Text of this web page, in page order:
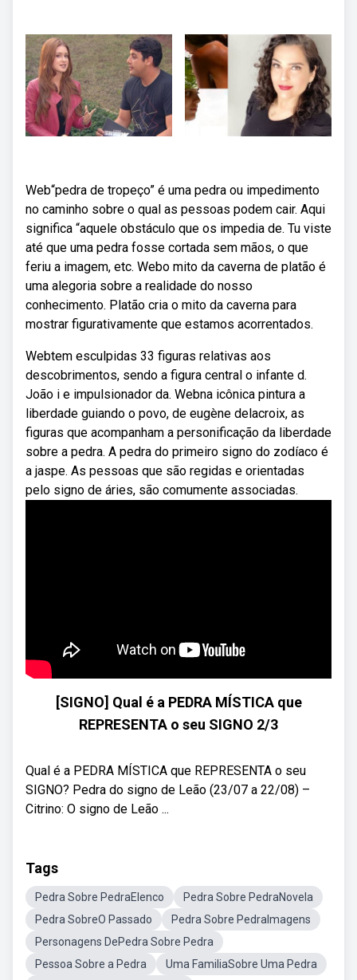
Web“pedra de tropeço” é uma pedra ou impedimento
no caminho sobre o qual as pessoas podem cair. Aqui
significa “aquele obstáculo que os impedia de. Tu viste
até que uma pedra fosse cortada sem mãos, o que
feriu a imagem, etc. Webo mito da caverna de platão é
uma alegoria sobre a realidade do nosso
conhecimento. Platão cria o mito da caverna para
mostrar figurativamente que estamos acorrentados.
Webtem esculpidas 33 figuras relativas aos
descobrimentos, sendo a figura central o infante d.
João i e impulsionador da. Webna icônica pintura a
liberdade guiando o povo, de eugène delacroix, as
figuras que acompanham a personificação da liberdade
sobre a pedra. A pedra do primeiro signo do zodíaco é
a jaspe. As pessoas que são regidas e orientadas
pelo signo de áries, são comumente associadas.
[SIGNO] Qual é a PEDRA MÍSTICA que
REPRESENTA o seu SIGNO 2/3
Qual é a PEDRA MÍSTICA que REPRESENTA o seu
SIGNO? Pedra do signo de Leão (23/07 a 22/08) –
Citrino: O signo de Leão ...
Tags
Pedra Sobre PedraElenco
Pedra Sobre PedraNovela
Pedra SobreO Passado
Pedra Sobre PedraImagens
Personagens DePedra Sobre Pedra
Pessoa Sobre a Pedra
Uma FamiliaSobre Uma Pedra